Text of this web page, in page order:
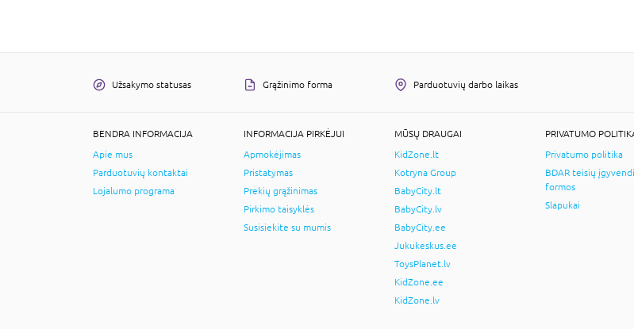
Užsakymo statusas Grąžinimo forma Parduotuvių darbo laikas
BENDRA INFORMACIJA
Apie mus
Parduotuvių kontaktai
Lojalumo programa
INFORMACIJA PIRKĖJUI
Apmokėjimas
Pristatymas
Prekių grąžinimas
Pirkimo taisyklės
Susisiekite su mumis
MŪSŲ DRAUGAI
KidZone.lt
Kotryna Group
BabyCity.lt
BabyCity.lv
BabyCity.ee
Jukukeskus.ee
ToysPlanet.lv
KidZone.ee
KidZone.lv
PRIVATUMO
Privatumo politika
BDAR teisių
formos
Slapukai